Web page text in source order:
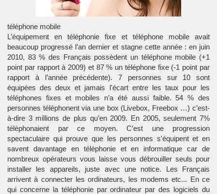
téléphone mobile
L’équipement entéléphonie fixe et téléphone mobileavait
beaucoup progressé l’an dernier et stagne cette année : en juin
2010, 83 % des Français possèdent un téléphone mobile (+1
point par rapport à 2009) et 87 % un téléphone fixe (-1 point par
rapport à l’année précédente). 7 personnes sur 10 sont
équipées des deux et jamais l'écart entre les taux pour les
téléphones fixes et mobiles n’a été aussi faible. 54 % des
personnes téléphonent via une box (Livebox, Freebox …) c’est-
à-dire 3 millions de plus qu’en 2009. En 2005, seulement 7%
téléphonaient par ce moyen. C’est une progression
spectaculaire qui prouve que les personnes s'équipent et en
savent davantage en téléphonie et en informatique car de
nombreux opérateurs vous laisse vous débrouiller seuls pour
installer les appareils, juste avec une notice. Les Français
arrivent à connecter les ordinateurs, les modems etc... En ce
qui concerne la téléphonie par ordinateur par des logiciels du